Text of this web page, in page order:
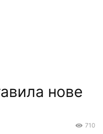
нове
710